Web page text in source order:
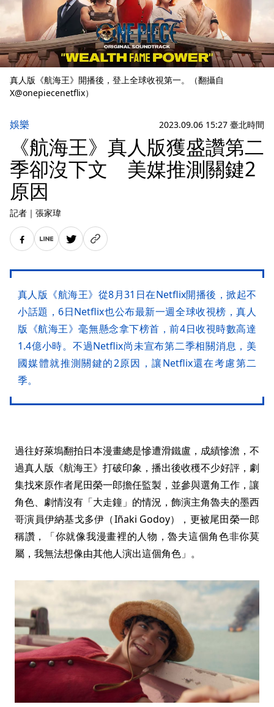
真人版《航海王》開播後，登上全球收視第一。（翻攝自
X@onepiecenetflix）
娛樂 2023.09.06 15:27 臺北時間
《航海王》真人版獲盛讚第二
季卻沒下文 美媒推測關鍵2
原因
記者 ｜ 張家瑋
真人版《航海王》從8月31日在Netflix開播後，掀起不
小話題，6日Netflix也公布最新一週全球收視榜，真人
版《航海王》毫無懸念拿下榜首，前4日收視時數高達
1.4億小時。不過Netflix尚未宣布第二季相關消息，美
國媒體就推測關鍵的2原因，讓Netflix還在考慮第二
季。
過往好萊塢翻拍日本漫畫總是慘遭滑鐵盧，成績慘澹，不
過真人版《航海王》打破印象，播出後收穫不少好評，劇
集找來原作者尾田榮一郎擔任監製，並參與選角工作，讓
角色、劇情沒有「大走鐘」的情況，飾演主角魯夫的墨西
哥演員伊納基戈多伊（Iñaki Godoy），更被尾田榮一郎
稱讚，「你就像我漫畫裡的人物，魯夫這個角色非你莫
屬，我無法想像由其他人演出這個角色」。